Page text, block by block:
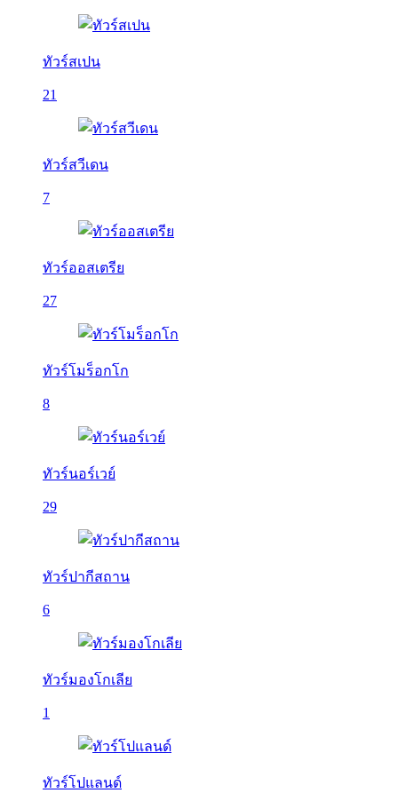
ทัวร์สเปน
21
ทัวร์สวีเดน
7
ทัวร์ออสเตรีย
27
ทัวร์โมร็อกโก
8
ทัวร์นอร์เวย์
29
ทัวร์ปากีสถาน
6
ทัวร์มองโกเลีย
1
ทัวร์โปแลนด์